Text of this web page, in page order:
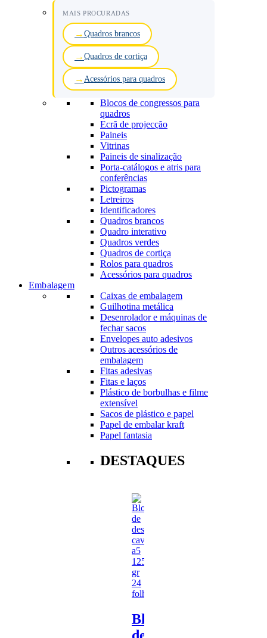
MAIS PROCURADAS
Quadros brancos
Quadros de cortiça
Acessórios para quadros
Blocos de congressos para
quadros
Ecrã de projecção
Paineis
Vitrinas
Paineis de sinalização
Porta-catálogos e atris para
conferências
Pictogramas
Letreiros
Identificadores
Quadros brancos
Quadro interativo
Quadros verdes
Quadros de cortiça
Rolos para quadros
Acessórios para quadros
Embalagem
Caixas de embalagem
Guilhotina metálica
Desenrolador e máquinas de
fechar sacos
Envelopes auto adesivos
Outros acessórios de
embalagem
Fitas adesivas
Fitas e laços
Plástico de borbulhas e filme
extensível
Sacos de plástico e papel
Papel de embalar kraft
Papel fantasia
DESTAQUES
Bloco
de